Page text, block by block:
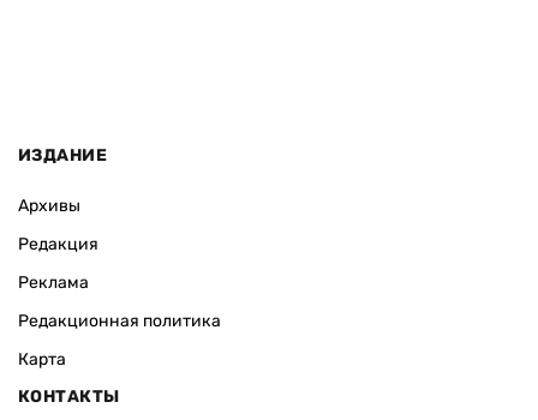
ИЗДАНИЕ
Архивы
Редакция
Реклама
Редакционная политика
Карта
КОНТАКТЫ